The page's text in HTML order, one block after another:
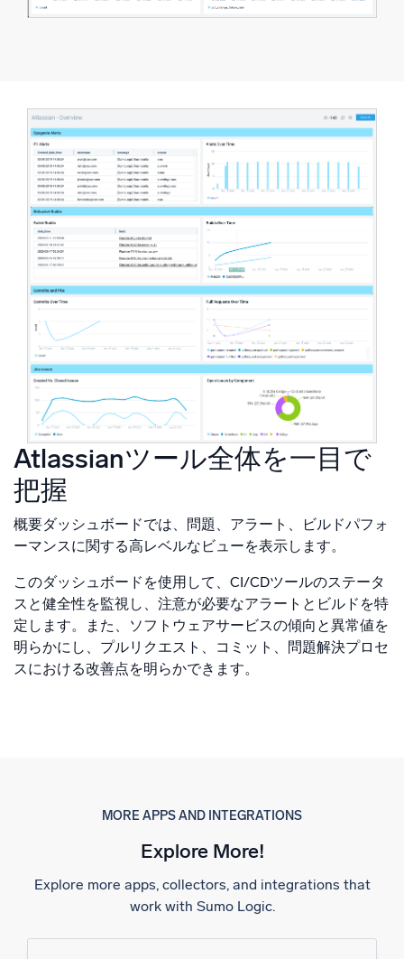
Atlassianツール全体を一目で
把握
概要ダッシュボードでは、問題、アラート、ビルドパフォ
ーマンスに関する高レベルなビューを表示します。
このダッシュボードを使用して、CI/CDツールのステータ
スと健全性を監視し、注意が必要なアラートとビルドを特
定します。また、ソフトウェアサービスの傾向と異常値を
明らかにし、プルリクエスト、コミット、問題解決プロセ
スにおける改善点を明らかできます。
MORE APPS AND INTEGRATIONS
Explore More!
Explore more apps, collectors, and integrations that
work with Sumo Logic.